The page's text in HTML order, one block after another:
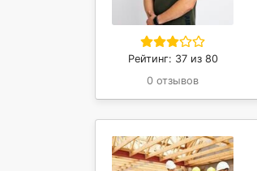
Рейтинг: 37 из 80
0 отзывов